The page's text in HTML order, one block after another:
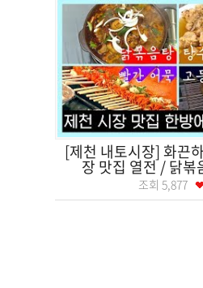
[제천 내토시장] 화끈
장 맛집 열전 / 닭
조회 5,877